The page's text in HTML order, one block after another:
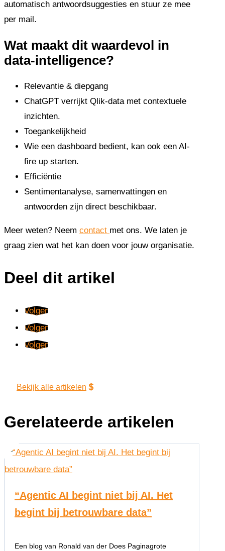
automatisch antwoordsuggesties en stuur ze mee
per mail.
Wat maakt dit waardevol in
data-intelligence?
Relevantie & diepgang
ChatGPT verrijkt Qlik-data met contextuele
inzichten.
Toegankelijkheid
Wie een dashboard bedient, kan ook een AI-
fire up starten.
Efficiëntie
Sentimentanalyse, samenvattingen en
antwoorden zijn direct beschikbaar.
Meer weten? Neem contact met ons. We laten je
graag zien wat het kan doen voor jouw organisatie.
Deel dit artikel
Volgen
Volgen
Volgen
Bekijk alle artikelen
Gerelateerde artikelen
“Agentic AI begint niet bij AI. Het
begint bij betrouwbare data”
Een blog van Ronald van der Does Paginagrote